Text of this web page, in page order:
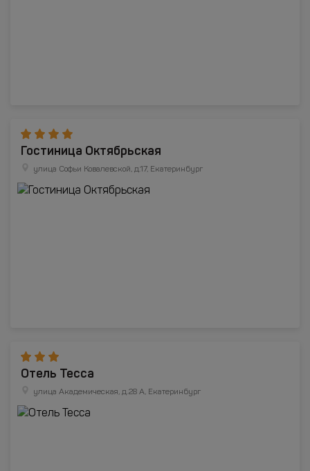
Гостиница Октябрьская
улица Софьи Ковалевской, д.17, Екатеринбург
Отель Тесса
улица Академическая, д.28 А, Екатеринбург